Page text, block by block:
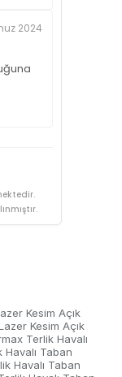
2024
Kesim Açık
Kesim Açık
Terlik Havalı
Havalı Taban
Havalı Taban